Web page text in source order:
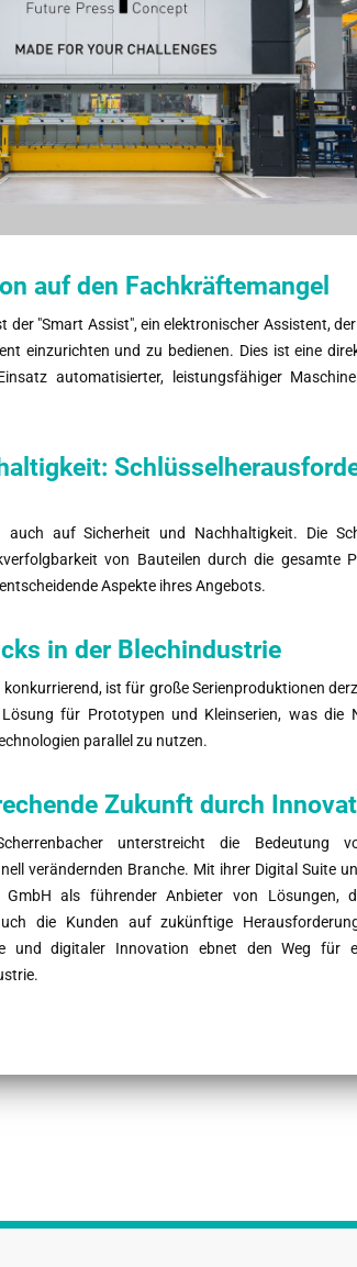
auf den Fachkräftemangel
der "Smart Assist", ein elektronischer Assistent,
einzurichten und zu bedienen. Dies ist eine
automatisierter, leistungsfähiger
auch auf Sicherheit und Nachhaltigkeit. Die
von Bauteilen durch die gesamte
Aspekte ihres Angebots.
in der Blechindustrie
konkurrierend, ist für große Serienproduktionen
für Prototypen und Kleinserien, was die
parallel zu nutzen.
Zukunft durch
unterstreicht die Bedeutung
verändernden Branche. Mit ihrer Digital Suite
als führender Anbieter von Lösungen,
die Kunden auf zukünftige
und digitaler Innovation ebnet den Weg für